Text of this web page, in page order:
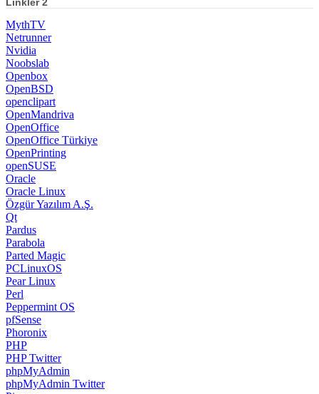
OpenMandriva
OpenOffice
OpenOffice Türkiye
OpenPrinting
openSUSE
Oracle
Oracle Linux
Özgür Yazılım A.Ş.
Qt
Pardus
Parabola
Parted Magic
PCLinuxOS
Pear Linux
Perl
Peppermint OS
pfSense
Phoronix
PHP
PHP Twitter
phpMyAdmin
phpMyAdmin Twitter
Pioneer
Pisi Linux
Planet GNOME
planet.gnu.org
PlayOnLinux
Point Linux
Porteus
Puppy